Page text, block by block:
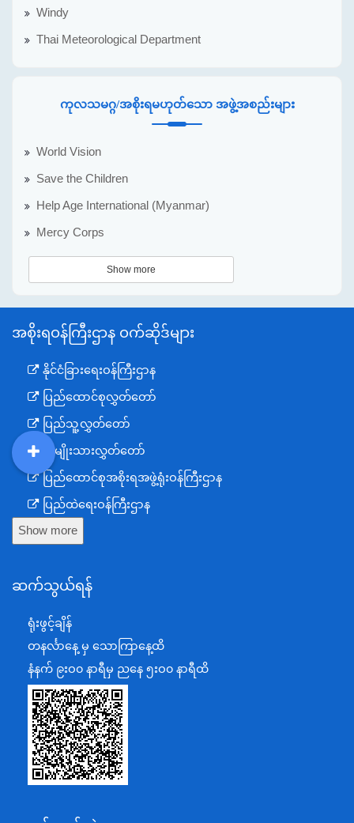
Windy
Thai Meteorological Department
ကုလသမဂ္ဂ/အစိုးရမဟုတ်သော အဖွဲ့အစည်းများ
World Vision
Save the Children
Help Age International (Myanmar)
Mercy Corps
Show more
အစိုးရဝန်ကြီးဌာန ဝက်ဆိုဒ်များ
နိုင်ငံခြားရေးဝန်ကြီးဌာန
ပြည်ထောင်စုလွှတ်တော်
ပြည်သူ့လွှတ်တော်
အမျိုးသားလွှတ်တော်
ပြည်ထောင်စုအစိုးရအဖွဲ့ရုံးဝန်ကြီးဌာန
ပြည်ထဲရေးဝန်ကြီးဌာန
ကာကွယ်ရေးဝန်ကြီးဌာန
စီမံကိန်း၊ဘဏ္ဍာရေးနှင့်စက်မှုဝန်ကြီးဌာန
အပြည်ပြည်ဆိုင်ရာပူးပေါင်းဆောင်ရွက်ရေးဝန်ကြီးဌာန
ပြန်ကြားရေးဝန်ကြီးဌာန
သာသနာရေးနှင့် ယဉ်ကျေးမှုဝန်ကြီးဌာန
စိုက်ပျိုးရေး၊မွေးမြူရေးနှင့်ဆည်မြောင်းဝန်ကြီးဌာန
ပို့ဆောင်ရေးနှင့်ဆက်သွယ်ရေးဝန်ကြီးဌာန
သယံဇာတနှင့်ပတ်ဝန်းကျင်ထိန်းသိမ်းရေးဝန်ကြီးဌာန
Show more
ဆက်သွယ်ရန်
ရုံးဖွင့်ချိန်
တနင်္လာနေ့ မှ သောကြာနေ့ထိ
နံနက် ၉းဝ၀ နာရီမှ ညနေ ၅းဝ၀ နာရီထိ
DDM